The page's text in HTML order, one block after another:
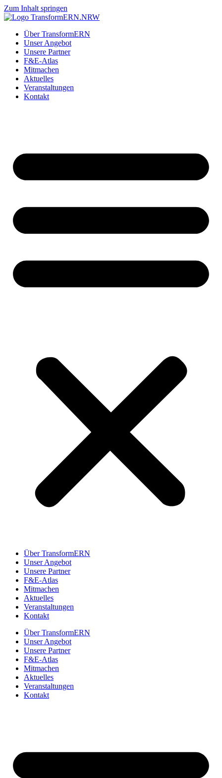
Zum Inhalt springen
Über TransformERN
Unser Angebot
Unsere Partner
F&E-Atlas
Mitmachen
Aktuelles
Veranstaltungen
Kontakt
Über TransformERN
Unser Angebot
Unsere Partner
F&E-Atlas
Mitmachen
Aktuelles
Veranstaltungen
Kontakt
Über TransformERN
Unser Angebot
Unsere Partner
F&E-Atlas
Mitmachen
Aktuelles
Veranstaltungen
Kontakt